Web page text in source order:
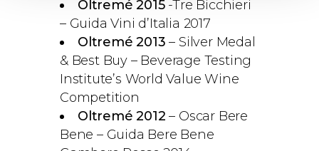
Oltremé 2015-Tre Bicchieri
– Guida Vini d’Italia 2017
Oltremé 2013 – Silver Medal
& Best Buy – Beverage Testing
Institute’s World Value Wine
Competition
Oltremé 2012 – Oscar Bere
Bene – Guida Bere Bene